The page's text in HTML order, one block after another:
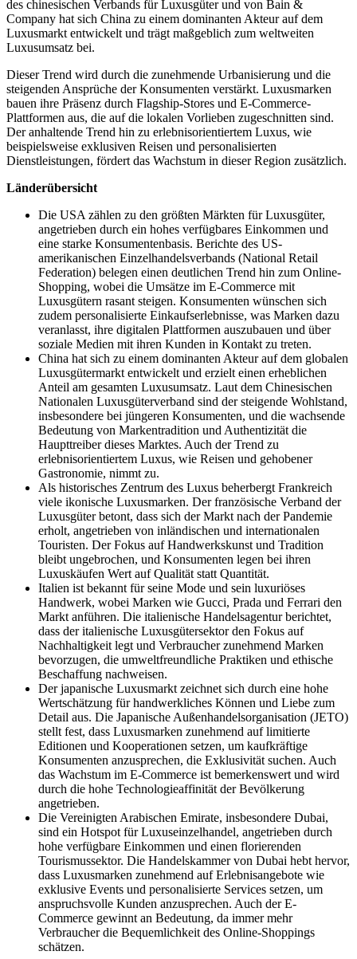
des chinesischen Verbands für Luxusgüter und von Bain &
Company hat sich China zu einem dominanten Akteur auf dem
Luxusmarkt entwickelt und trägt maßgeblich zum weltweiten
Luxusumsatz bei.
Dieser Trend wird durch die zunehmende Urbanisierung und die
steigenden Ansprüche der Konsumenten verstärkt. Luxusmarken
bauen ihre Präsenz durch Flagship-Stores und E-Commerce-
Plattformen aus, die auf die lokalen Vorlieben zugeschnitten sind.
Der anhaltende Trend hin zu erlebnisorientiertem Luxus, wie
beispielsweise exklusiven Reisen und personalisierten
Dienstleistungen, fördert das Wachstum in dieser Region zusätzlich.
Länderübersicht
Die USA zählen zu den größten Märkten für Luxusgüter,
angetrieben durch ein hohes verfügbares Einkommen und
eine starke Konsumentenbasis. Berichte des US-
amerikanischen Einzelhandelsverbands (National Retail
Federation) belegen einen deutlichen Trend hin zum Online-
Shopping, wobei die Umsätze im E-Commerce mit
Luxusgütern rasant steigen. Konsumenten wünschen sich
zudem personalisierte Einkaufserlebnisse, was Marken dazu
veranlasst, ihre digitalen Plattformen auszubauen und über
soziale Medien mit ihren Kunden in Kontakt zu treten.
China hat sich zu einem dominanten Akteur auf dem globalen
Luxusgütermarkt entwickelt und erzielt einen erheblichen
Anteil am gesamten Luxusumsatz. Laut dem Chinesischen
Nationalen Luxusgüterverband sind der steigende Wohlstand,
insbesondere bei jüngeren Konsumenten, und die wachsende
Bedeutung von Markentradition und Authentizität die
Haupttreiber dieses Marktes. Auch der Trend zu
erlebnisorientiertem Luxus, wie Reisen und gehobener
Gastronomie, nimmt zu.
Als historisches Zentrum des Luxus beherbergt Frankreich
viele ikonische Luxusmarken. Der französische Verband der
Luxusgüter betont, dass sich der Markt nach der Pandemie
erholt, angetrieben von inländischen und internationalen
Touristen. Der Fokus auf Handwerkskunst und Tradition
bleibt ungebrochen, und Konsumenten legen bei ihren
Luxuskäufen Wert auf Qualität statt Quantität.
Italien ist bekannt für seine Mode und sein luxuriöses
Handwerk, wobei Marken wie Gucci, Prada und Ferrari den
Markt anführen. Die italienische Handelsagentur berichtet,
dass der italienische Luxusgütersektor den Fokus auf
Nachhaltigkeit legt und Verbraucher zunehmend Marken
bevorzugen, die umweltfreundliche Praktiken und ethische
Beschaffung nachweisen.
Der japanische Luxusmarkt zeichnet sich durch eine hohe
Wertschätzung für handwerkliches Können und Liebe zum
Detail aus. Die Japanische Außenhandelsorganisation (JETO)
stellt fest, dass Luxusmarken zunehmend auf limitierte
Editionen und Kooperationen setzen, um kaufkräftige
Konsumenten anzusprechen, die Exklusivität suchen. Auch
das Wachstum im E-Commerce ist bemerkenswert und wird
durch die hohe Technologieaffinität der Bevölkerung
angetrieben.
Die Vereinigten Arabischen Emirate, insbesondere Dubai,
sind ein Hotspot für Luxuseinzelhandel, angetrieben durch
hohe verfügbare Einkommen und einen florierenden
Tourismussektor. Die Handelskammer von Dubai hebt hervor,
dass Luxusmarken zunehmend auf Erlebnisangebote wie
exklusive Events und personalisierte Services setzen, um
anspruchsvolle Kunden anzusprechen. Auch der E-
Commerce gewinnt an Bedeutung, da immer mehr
Verbraucher die Bequemlichkeit des Online-Shoppings
schätzen.